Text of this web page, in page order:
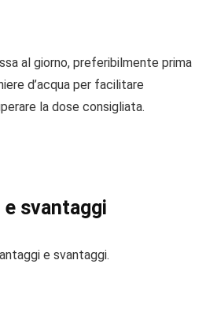
al giorno, preferibilmente prima
d’acqua per facilitare
la dose consigliata.
svantaggi
e svantaggi.